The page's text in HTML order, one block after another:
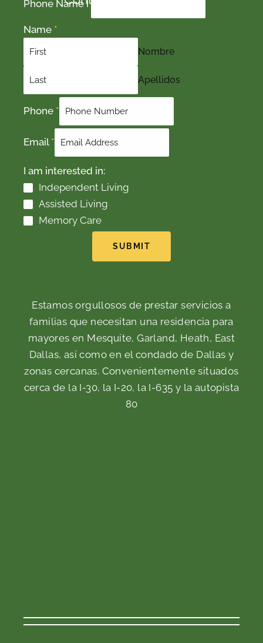
Phone Name I
Name *
Nombre
Apellidos
Phone *
Email *
I am interested in:
Independent Living
Assisted Living
Memory Care
SUBMIT
Estamos orgullosos de prestar servicios a
familias que necesitan una residencia para
mayores en Mesquite, Garland, Heath, East
Dallas, así como en el condado de Dallas y
zonas cercanas. Convenientemente situados
cerca de la I-30, la I-20, la I-635 y la autopista
80